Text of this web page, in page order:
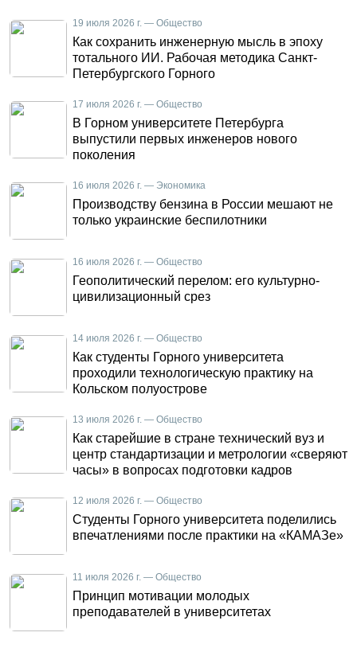
19 июля 2026 г. — Общество
Как сохранить инженерную мысль в эпоху
тотального ИИ. Рабочая методика Санкт-
Петербургского Горного
17 июля 2026 г. — Общество
В Горном университете Петербурга
выпустили первых инженеров нового
поколения
16 июля 2026 г. — Экономика
Производству бензина в России мешают не
только украинские беспилотники
16 июля 2026 г. — Общество
Геополитический перелом: его культурно-
цивилизационный срез
14 июля 2026 г. — Общество
Как студенты Горного университета
проходили технологическую практику на
Кольском полуострове
13 июля 2026 г. — Общество
Как старейшие в стране технический вуз и
центр стандартизации и метрологии «сверяют
часы» в вопросах подготовки кадров
12 июля 2026 г. — Общество
Студенты Горного университета поделились
впечатлениями после практики на «КАМАЗе»
11 июля 2026 г. — Общество
Принцип мотивации молодых
преподавателей в университетах